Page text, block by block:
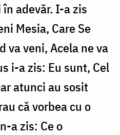
adevăr. I-a zis
Mesia, Care Se
va veni, Acela ne va
i-a zis: Eu sunt, Cel
atunci au sosit
că vorbea cu o
a zis: Ce o